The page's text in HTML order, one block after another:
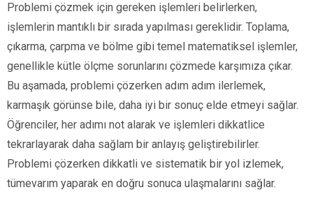
Problemi çözmek için gereken işlemleri belirlerken,
işlemlerin mantıklı bir sırada yapılması gereklidir. Toplama,
çıkarma, çarpma ve bölme gibi temel matematiksel işlemler,
genellikle kütle ölçme sorunlarını çözmede karşımıza çıkar.
Bu aşamada, problemi çözerken adım adım ilerlemek,
karmaşık görünse bile, daha iyi bir sonuç elde etmeyi sağlar.
Öğrenciler, her adımı not alarak ve işlemleri dikkatlice
tekrarlayarak daha sağlam bir anlayış geliştirebilirler.
Problemi çözerken dikkatli ve sistematik bir yol izlemek,
tümevarım yaparak en doğru sonuca ulaşmalarını sağlar.